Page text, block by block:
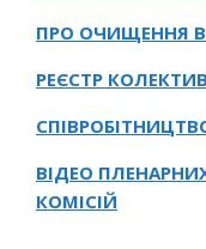
ПРО ОЧИЩЕННЯ
РЕЄСТР
ВІДЕО
КОМІСІЙ